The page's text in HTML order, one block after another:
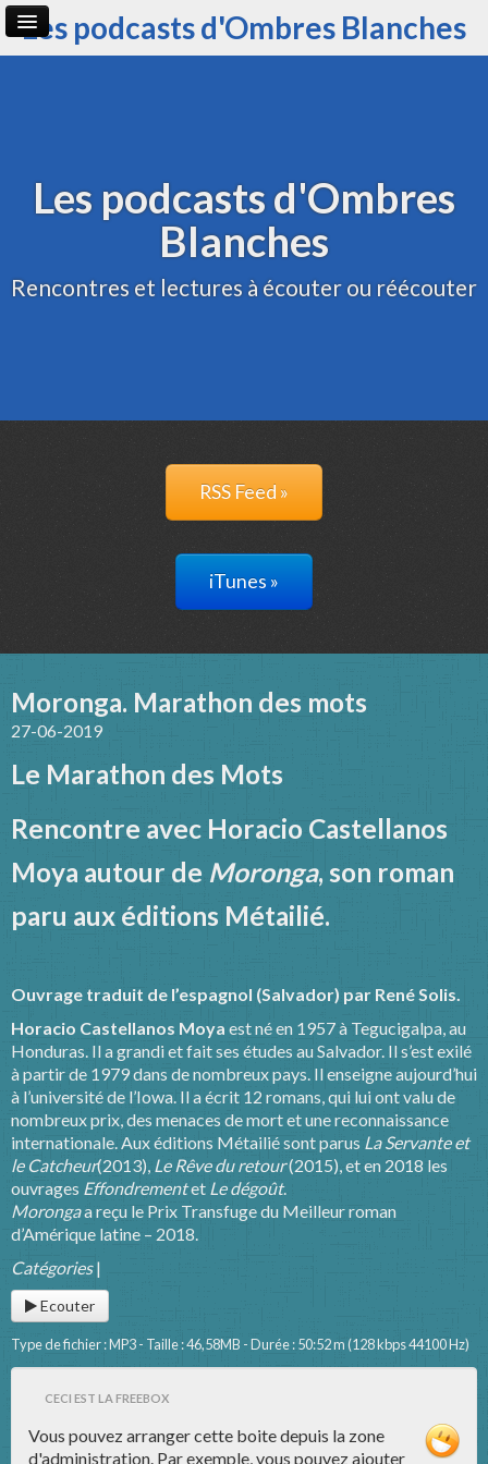
Les podcasts d'Ombres Blanches
Les podcasts d'Ombres
Blanches
Rencontres et lectures à écouter ou réécouter
RSS Feed »
iTunes »
Moronga. Marathon des mots
27-06-2019
Le Marathon des Mots
Rencontre avec Horacio Castellanos
Moya autour de Moronga, son roman
paru aux éditions Métailié.
Ouvrage traduit de l’espagnol (Salvador) par René Solis.
Horacio Castellanos Moya est né en 1957 à Tegucigalpa, au
Honduras. Il a grandi et fait ses études au Salvador. Il s’est exilé
à partir de 1979 dans de nombreux pays. Il enseigne aujourd’hui
à l’université de l’Iowa. Il a écrit 12 romans, qui lui ont valu de
nombreux prix, des menaces de mort et une reconnaissance
internationale. Aux éditions Métailié sont parus La Servante et
le Catcheur(2013), Le Rêve du retour(2015), et en 2018 les
ouvrages Effondrementet Le dégoût.
Morongaa reçu le Prix Transfuge du Meilleur roman
d’Amérique latine – 2018.
Catégories|
Ecouter
Type de fichier : MP3 - Taille : 46,58MB - Durée : 50:52 m (128 kbps 44100 Hz)
CECI EST LA FREEBOX
Vous pouvez arranger cette boite depuis la zone
d'administration. Par exemple, vous pouvez ajouter